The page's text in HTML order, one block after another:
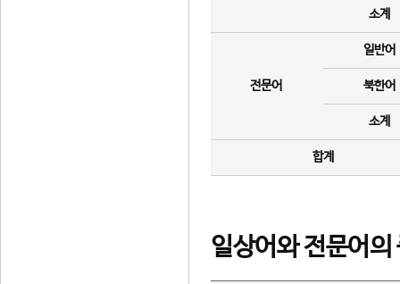
소계
전문어
일반어
북한어
소계
합계
일상어와 전문어의